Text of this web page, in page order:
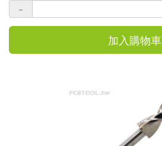
－
加入購物車